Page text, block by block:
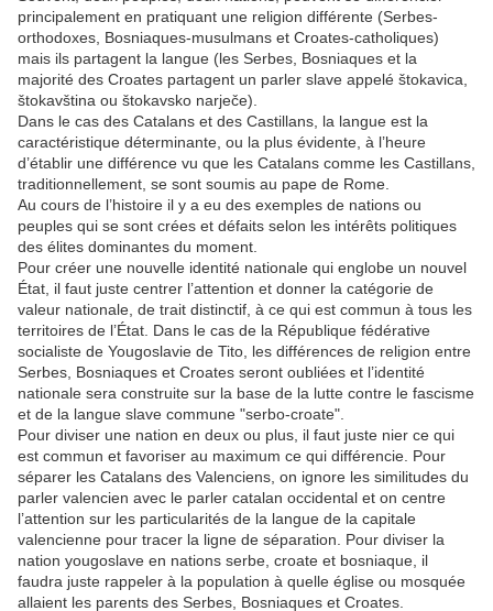
principalement en pratiquant une religion différente (Serbes-
orthodoxes, Bosniaques-musulmans et Croates-catholiques)
mais ils partagent la langue (les Serbes, Bosniaques et la
majorité des Croates partagent un parler slave appelé štokavica,
štokavština ou štokavsko narječe).
Dans le cas des Catalans et des Castillans, la langue est la
caractéristique déterminante, ou la plus évidente, à l’heure
d’établir une différence vu que les Catalans comme les Castillans,
traditionnellement, se sont soumis au pape de Rome.
Au cours de l’histoire il y a eu des exemples de nations ou
peuples qui se sont crées et défaits selon les intérêts politiques
des élites dominantes du moment.
Pour créer une nouvelle identité nationale qui englobe un nouvel
État, il faut juste centrer l’attention et donner la catégorie de
valeur nationale, de trait distinctif, à ce qui est commun à tous les
territoires de l’État. Dans le cas de la République fédérative
socialiste de Yougoslavie de Tito, les différences de religion entre
Serbes, Bosniaques et Croates seront oubliées et l’identité
nationale sera construite sur la base de la lutte contre le fascisme
et de la langue slave commune "serbo-croate".
Pour diviser une nation en deux ou plus, il faut juste nier ce qui
est commun et favoriser au maximum ce qui différencie. Pour
séparer les Catalans des Valenciens, on ignore les similitudes du
parler valencien avec le parler catalan occidental et on centre
l’attention sur les particularités de la langue de la capitale
valencienne pour tracer la ligne de séparation. Pour diviser la
nation yougoslave en nations serbe, croate et bosniaque, il
faudra juste rappeler à la population à quelle église ou mosquée
allaient les parents des Serbes, Bosniaques et Croates.